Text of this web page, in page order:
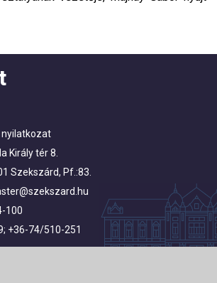
Király tér 8.
Szekszárd, Pf.:83.
100
+36-74/510-251